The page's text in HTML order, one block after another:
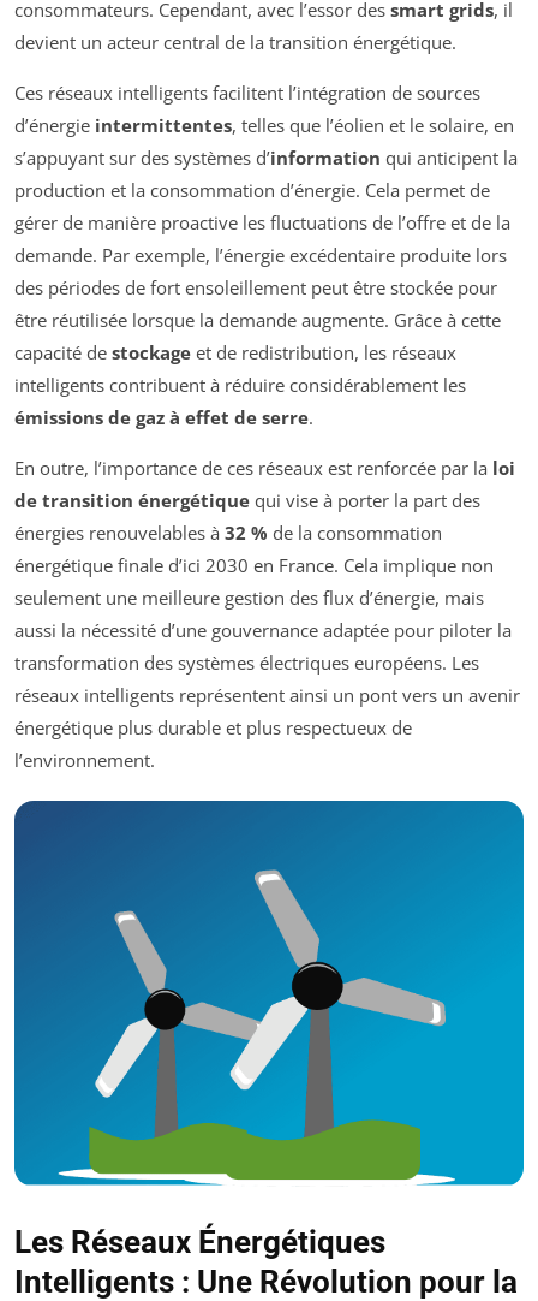
consommateurs. Cependant, avec l’essor des smart grids, il
devient un acteur central de la transition énergétique.
Ces réseaux intelligents facilitent l’intégration de sources
d’énergie intermittentes, telles que l’éolien et le solaire, en
s’appuyant sur des systèmes d’information qui anticipent la
production et la consommation d’énergie. Cela permet de
gérer de manière proactive les fluctuations de l’offre et de la
demande. Par exemple, l’énergie excédentaire produite lors
des périodes de fort ensoleillement peut être stockée pour
être réutilisée lorsque la demande augmente. Grâce à cette
capacité de stockage et de redistribution, les réseaux
intelligents contribuent à réduire considérablement les
émissions de gaz à effet de serre.
En outre, l’importance de ces réseaux est renforcée par la loi
de transition énergétique qui vise à porter la part des
énergies renouvelables à 32 % de la consommation
énergétique finale d’ici 2030 en France. Cela implique non
seulement une meilleure gestion des flux d’énergie, mais
aussi la nécessité d’une gouvernance adaptée pour piloter la
transformation des systèmes électriques européens. Les
réseaux intelligents représentent ainsi un pont vers un avenir
énergétique plus durable et plus respectueux de
l’environnement.
Les Réseaux Énergétiques
Intelligents : Une Révolution pour la